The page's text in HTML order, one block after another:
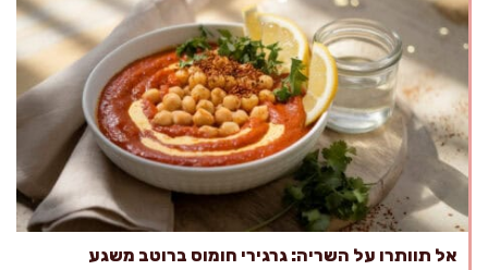
אל תוותרו על השריה: גרגירי חומוס ברוטב משגע